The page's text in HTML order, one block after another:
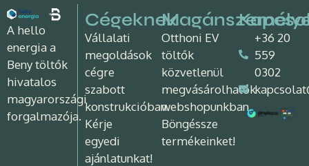
A hello
energia a
Beny töltők
hivatalos
magyarországi
forgalmazója.
Cégeknek
Vállalati
megoldások
cégre
szabott
konstrukcióban.
Kérje
egyedi
ajánlatunkat!
Otthoni EV
töltők
közvetlenül
megvásárolhatók
webshopunkban.
Böngéssze
termékeinket!
+36 20
559
0302